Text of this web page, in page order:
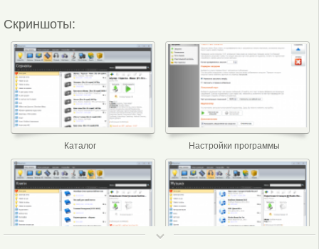
Скриншоты:
Каталог Настройки программы